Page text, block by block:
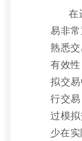
在
易非
熟悉
有效
拟交
行交
过模
少在